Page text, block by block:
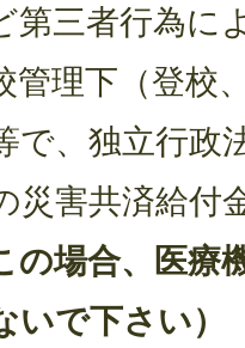
第三者行為に
管理下（登校
で、独立行政
災害共済給付
の場合、医
で下さい）